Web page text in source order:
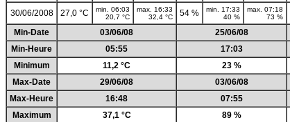
30/06/2008 27,0 °C
min. 06:03
20,7 °C
max. 16:33
32,4 °C
54 %
min. 17:33
40 %
max. 07:18
73 %
Min-Date 03/06/08 25/06/08
Min-Heure
05:55 17:03
Minimum
11,2 °C 23 %
Max-Date
29/06/08 03/06/08
Max-Heure
16:48 07:55
Maximum
37,1 °C 89 %